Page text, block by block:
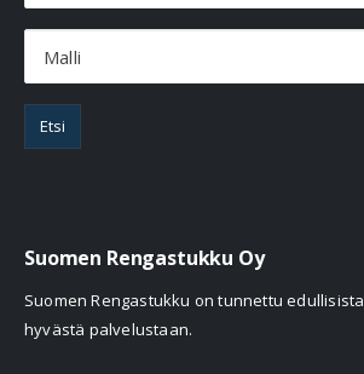
Malli
Etsi
Suomen Rengastukku Oy
Suomen Rengastukku on tunnettu
hyvästä palvelustaan.